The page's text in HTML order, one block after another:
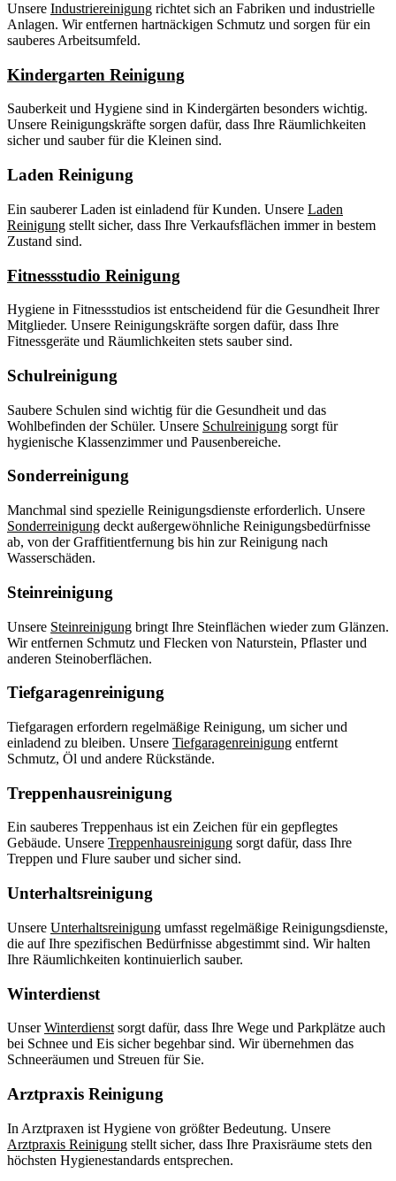
Unsere Industriereinigung richtet sich an Fabriken und industrielle
Anlagen. Wir entfernen hartnäckigen Schmutz und sorgen für ein
sauberes Arbeitsumfeld.
Kindergarten Reinigung
Sauberkeit und Hygiene sind in Kindergärten besonders wichtig.
Unsere Reinigungskräfte sorgen dafür, dass Ihre Räumlichkeiten
sicher und sauber für die Kleinen sind.
Laden Reinigung
Ein sauberer Laden ist einladend für Kunden. Unsere Laden
Reinigung stellt sicher, dass Ihre Verkaufsflächen immer in bestem
Zustand sind.
Fitnessstudio Reinigung
Hygiene in Fitnessstudios ist entscheidend für die Gesundheit Ihrer
Mitglieder. Unsere Reinigungskräfte sorgen dafür, dass Ihre
Fitnessgeräte und Räumlichkeiten stets sauber sind.
Schulreinigung
Saubere Schulen sind wichtig für die Gesundheit und das
Wohlbefinden der Schüler. Unsere Schulreinigung sorgt für
hygienische Klassenzimmer und Pausenbereiche.
Sonderreinigung
Manchmal sind spezielle Reinigungsdienste erforderlich. Unsere
Sonderreinigung deckt außergewöhnliche Reinigungsbedürfnisse
ab, von der Graffitientfernung bis hin zur Reinigung nach
Wasserschäden.
Steinreinigung
Unsere Steinreinigung bringt Ihre Steinflächen wieder zum Glänzen.
Wir entfernen Schmutz und Flecken von Naturstein, Pflaster und
anderen Steinoberflächen.
Tiefgaragenreinigung
Tiefgaragen erfordern regelmäßige Reinigung, um sicher und
einladend zu bleiben. Unsere Tiefgaragenreinigung entfernt
Schmutz, Öl und andere Rückstände.
Treppenhausreinigung
Ein sauberes Treppenhaus ist ein Zeichen für ein gepflegtes
Gebäude. Unsere Treppenhausreinigung sorgt dafür, dass Ihre
Treppen und Flure sauber und sicher sind.
Unterhaltsreinigung
Unsere Unterhaltsreinigung umfasst regelmäßige Reinigungsdienste,
die auf Ihre spezifischen Bedürfnisse abgestimmt sind. Wir halten
Ihre Räumlichkeiten kontinuierlich sauber.
Winterdienst
UnserWinterdienst sorgt dafür, dass Ihre Wege und Parkplätze auch
bei Schnee und Eis sicher begehbar sind. Wir übernehmen das
Schneeräumen und Streuen für Sie.
Arztpraxis Reinigung
In Arztpraxen ist Hygiene von größter Bedeutung. Unsere
Arztpraxis Reinigung stellt sicher, dass Ihre Praxisräume stets den
höchsten Hygienestandards entsprechen.